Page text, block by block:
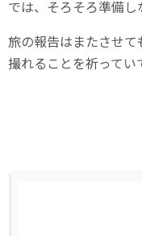
では、そろそろ準備し
旅の報告はまたさせ
撮れることを祈ってい